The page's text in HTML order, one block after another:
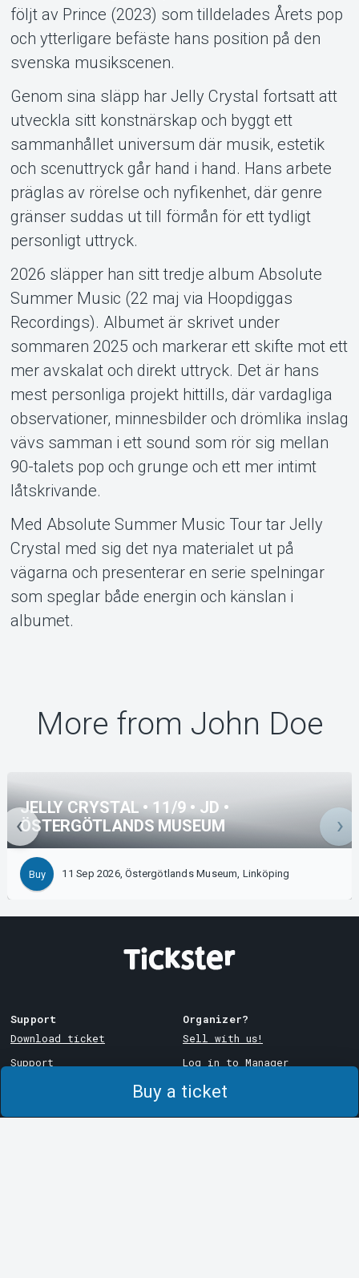
Buy a ticket
följt av Prince (2023) som tilldelades Årets pop
och ytterligare befäste hans position på den
svenska musikscenen.
Genom sina släpp har Jelly Crystal fortsatt att
utveckla sitt konstnärskap och byggt ett
sammanhållet universum där musik, estetik
och scenuttryck går hand i hand. Hans arbete
präglas av rörelse och nyfikenhet, där genre
gränser suddas ut till förmån för ett tydligt
personligt uttryck.
2026 släpper han sitt tredje album Absolute
Summer Music (22 maj via Hoopdiggas
Recordings). Albumet är skrivet under
sommaren 2025 och markerar ett skifte mot ett
mer avskalat och direkt uttryck. Det är hans
mest personliga projekt hittills, där vardagliga
observationer, minnesbilder och drömlika inslag
vävs samman i ett sound som rör sig mellan
90-talets pop och grunge och ett mer intimt
låtskrivande.
Med Absolute Summer Music Tour tar Jelly
Crystal med sig det nya materialet ut på
vägarna och presenterar en serie spelningar
som speglar både energin och känslan i
albumet.
More from John Doe
JELLY CRYSTAL • 11/9 • JD •
ÖSTERGÖTLANDS MUSEUM
Buy 11 Sep 2026, Östergötlands Museum, Linköping
Support
Download ticket
Support
Purchase and delivery
Privacy policy
Organizer?
Sell with us!
Log in to Manager
System Support